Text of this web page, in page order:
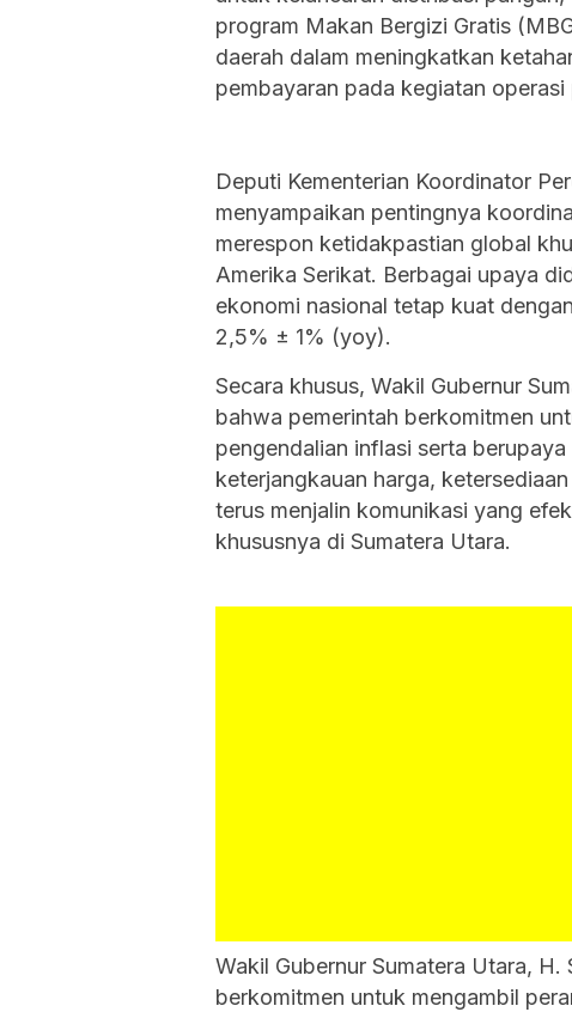
program Makan Bergizi Gratis
daerah dalam meningkatkan
pembayaran pada kegiatan operasi
Deputi Kementerian Koordinator
menyampaikan pentingnya
merespon ketidakpastian global
Amerika Serikat. Berbagai upaya
ekonomi nasional tetap kuat
2,5% ± 1% (yoy).
Secara khusus, Wakil Gubernur
bahwa pemerintah berkomitmen
pengendalian inflasi serta
keterjangkauan harga,
terus menjalin komunikasi yang
khususnya di Sumatera Utara.
Wakil Gubernur Sumatera Utara,
berkomitmen untuk mengambil